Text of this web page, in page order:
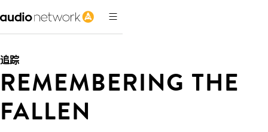
追踪
REMEMBERING THE
FALLEN